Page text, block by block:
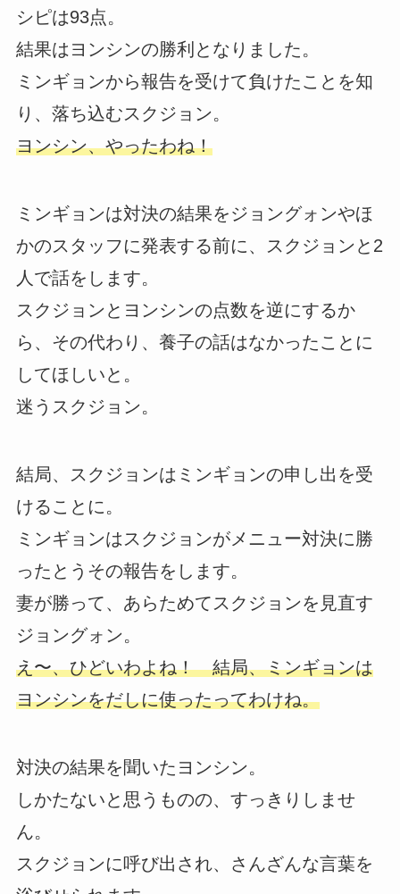
シピは93点。
結果はヨンシンの勝利となりました。
ミンギョンから報告を受けて負けたことを知
り、落ち込むスクジョン。
ヨンシン、やったわね！
ミンギョンは対決の結果をジョングォンやほ
かのスタッフに発表する前に、スクジョンと2
人で話をします。
スクジョンとヨンシンの点数を逆にするか
ら、その代わり、養子の話はなかったことに
してほしいと。
迷うスクジョン。
結局、スクジョンはミンギョンの申し出を受
けることに。
ミンギョンはスクジョンがメニュー対決に勝
ったとうその報告をします。
妻が勝って、あらためてスクジョンを見直す
ジョングォン。
え〜、ひどいわよね！ 結局、ミンギョンは
ヨンシンをだしに使ったってわけね。
対決の結果を聞いたヨンシン。
しかたないと思うものの、すっきりしませ
ん。
スクジョンに呼び出され、さんざんな言葉を